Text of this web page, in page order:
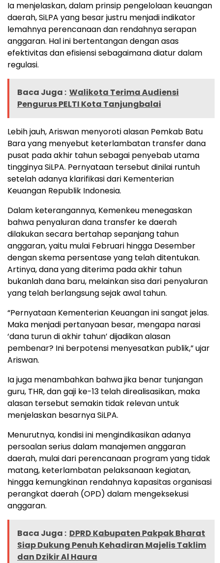
Ia menjelaskan, dalam prinsip pengelolaan keuangan
daerah, SiLPA yang besar justru menjadi indikator
lemahnya perencanaan dan rendahnya serapan
anggaran. Hal ini bertentangan dengan asas
efektivitas dan efisiensi sebagaimana diatur dalam
regulasi.
Baca Juga : Walikota Terima Audiensi
Pengurus PELTI Kota Tanjungbalai
Lebih jauh, Ariswan menyoroti alasan Pemkab Batu
Bara yang menyebut keterlambatan transfer dana
pusat pada akhir tahun sebagai penyebab utama
tingginya SiLPA. Pernyataan tersebut dinilai runtuh
setelah adanya klarifikasi dari Kementerian
Keuangan Republik Indonesia.
Dalam keterangannya, Kemenkeu menegaskan
bahwa penyaluran dana transfer ke daerah
dilakukan secara bertahap sepanjang tahun
anggaran, yaitu mulai Februari hingga Desember
dengan skema persentase yang telah ditentukan.
Artinya, dana yang diterima pada akhir tahun
bukanlah dana baru, melainkan sisa dari penyaluran
yang telah berlangsung sejak awal tahun.
“Pernyataan Kementerian Keuangan ini sangat jelas.
Maka menjadi pertanyaan besar, mengapa narasi
‘dana turun di akhir tahun’ dijadikan alasan
pembenar? Ini berpotensi menyesatkan publik,” ujar
Ariswan.
Ia juga menambahkan bahwa jika benar tunjangan
guru, THR, dan gaji ke-13 telah direalisasikan, maka
alasan tersebut semakin tidak relevan untuk
menjelaskan besarnya SiLPA.
Menurutnya, kondisi ini mengindikasikan adanya
persoalan serius dalam manajemen anggaran
daerah, mulai dari perencanaan program yang tidak
matang, keterlambatan pelaksanaan kegiatan,
hingga kemungkinan rendahnya kapasitas organisasi
perangkat daerah (OPD) dalam mengeksekusi
anggaran.
Baca Juga : DPRD Kabupaten Pakpak Bharat
Siap Dukung Penuh Kehadiran Majelis Taklim
dan Dzikir Al Haura